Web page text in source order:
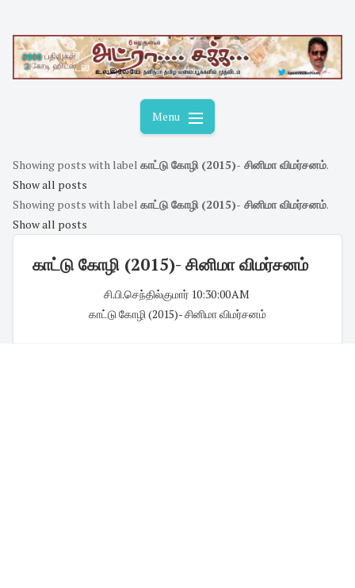
content
Menu
Showing posts with label காட்டு கோழி (2015)- சினிமா விமர்சனம்.
Show all posts
Showing posts with label காட்டு கோழி (2015)- சினிமா விமர்சனம்.
Show all posts
காட்டு கோழி (2015)- சினிமா விமர்சனம்
சி.பி.செந்தில்குமார்· 10:30:00 AM
காட்டு கோழி (2015)- சினிமா விமர்சனம்